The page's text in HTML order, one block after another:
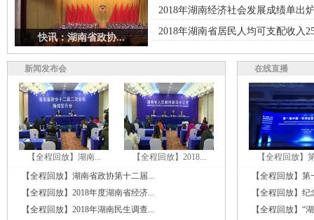
快讯：湖南省政协...
2018年湖南经济社会发展成绩单出
2018年湖南省居民人均可支配收入
新闻发布会
【全程回放】湖南...
【全程回放】2018...
【全程回放】湖南省政协第十二届...
【全程回放】2018年度湖南省经济...
【全程回放】2018年湖南民生调查...
在线直播
【全程回放】
【全程回放】
【全程回放】
【全程回放】“